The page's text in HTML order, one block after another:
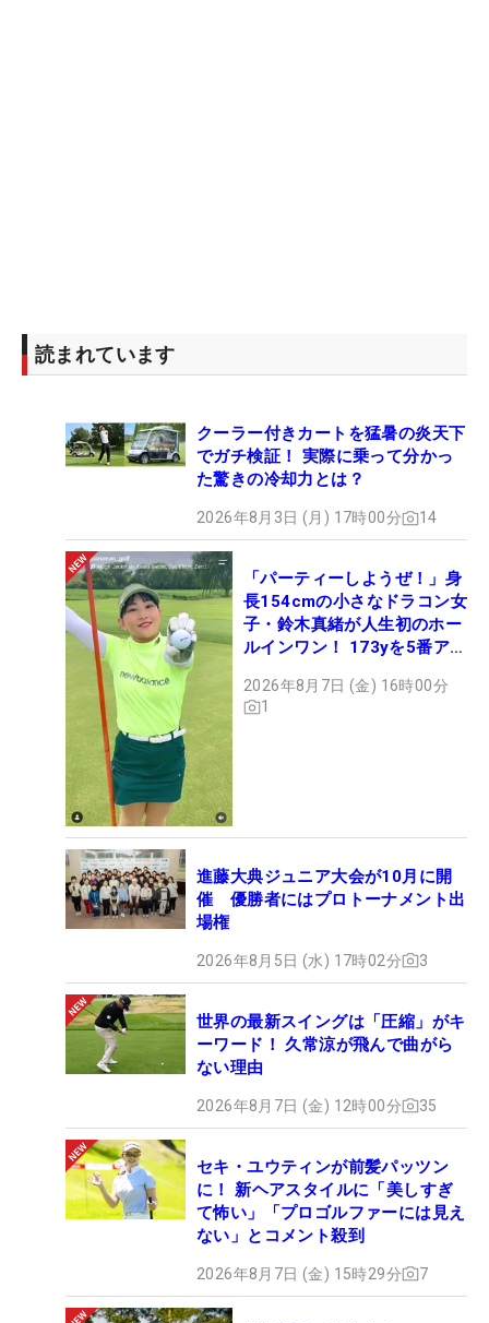
読まれています
クーラー付きカートを猛暑の炎天下
でガチ検証！ 実際に乗って分かっ
た驚きの冷却力とは？
2026年8月3日 (月) 17時00分 14
「パーティーしようぜ！」身
長154cmの小さなドラコン女
子・鈴木真緒が人生初のホー
ルインワン！ 173yを5番アイ
2026年8月7日 (金) 16時00分
1
進藤大典ジュニア大会が10月に開
催 優勝者にはプロトーナメント出
場権
2026年8月5日 (水) 17時02分 3
世界の最新スイングは「圧縮」がキ
ーワード！ 久常涼が飛んで曲がら
ない理由
2026年8月7日 (金) 12時00分 35
セキ・ユウティンが前髪パッツン
に！ 新ヘアスタイルに「美しすぎ
て怖い」「プロゴルファーには見え
ない」とコメント殺到
2026年8月7日 (金) 15時29分 7